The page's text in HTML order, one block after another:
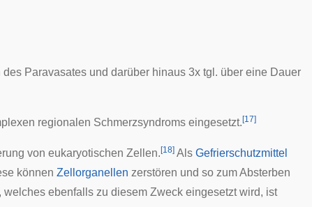
des Paravasates und darüber hinaus 3x tgl. über eine Dauer
regionalen Schmerzsyndroms eingesetzt.[17]
von eukaryotischen Zellen.[18] Als Gefrierschutzmittel
können Zellorganellen zerstören und so zum Absterben
, welches ebenfalls zu diesem Zweck eingesetzt wird, ist